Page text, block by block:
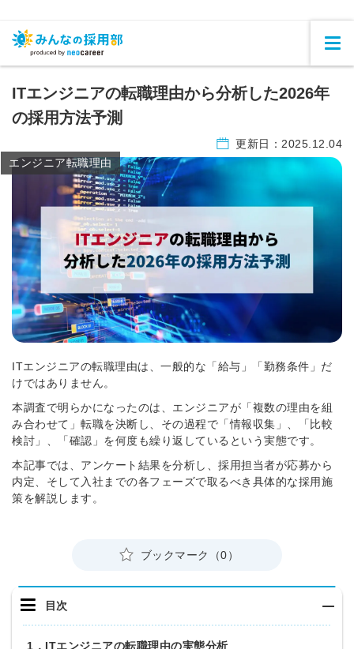
ITエンジニアの転職理由から分析した2026年
の採用方法予測
更新日： 2025.12.04
エンジニア転職理由
ITエンジニアの転職理由は、一般的な「給与」「勤務条件」だ
けではありません。
本調査で明らかになったのは、エンジニアが「複数の理由を組
み合わせて」転職を決断し、その過程で「情報収集」、「比較
検討」、「確認」を何度も繰り返しているという実態です。
本記事では、アンケート結果を分析し、採用担当者が応募から
内定、そして入社までの各フェーズで取るべき具体的な採用施
策を解説します。
ブックマーク（0）
目次
1．ITエンジニアの転職理由の実態分析